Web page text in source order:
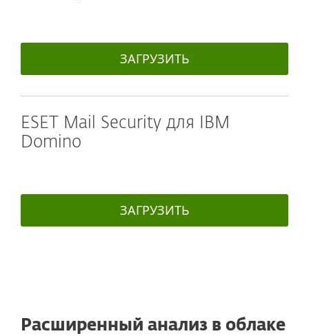
ЗАГРУЗИТЬ
ESET Mail Security для IBM
Domino
ЗАГРУЗИТЬ
Расширенный анализ в облаке